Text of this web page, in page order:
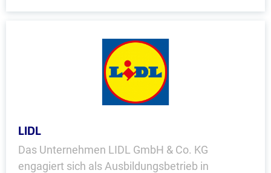
LIDL
Das Unternehmen LIDL GmbH & Co. KG
engagiert sich als Ausbildungsbetrieb in